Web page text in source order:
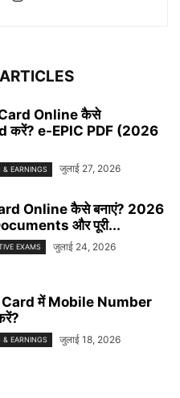
Online कैसे
करें? e-EPIC PDF (2026
& EARNINGS जुलाई 27, 2026
Online कैसे बनाएं? 2026
और पूरी...
EXAMS जुलाई 24, 2026
में Mobile Number
& EARNINGS जुलाई 18, 2026